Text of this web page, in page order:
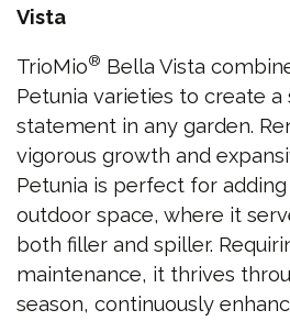
Vista
TrioMio® Bella Vista
Petunia varieties to create a
statement in any garden.
vigorous growth and
Petunia is perfect for
outdoor space, where it
both filler and spiller.
maintenance, it thrives
season, continuously